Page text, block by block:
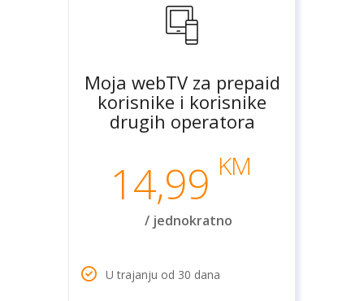
Moja webTV za prepaid
korisnike i korisnike
drugih operatora
14,99 KM
/ jednokratno
U trajanju od 30 dana